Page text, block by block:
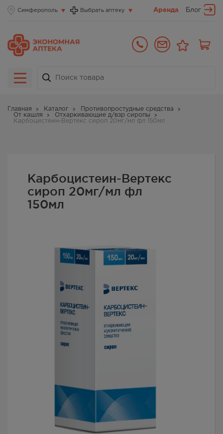
Симферополь Выбрать аптеку Аренда Блог
Главная Каталог
Противопростудные средства
От кашля
Отхаркивающие д/взр сиропы
Карбоцистеин-Вертекс сироп 20мг/мл фл 150мл
Карбоцистеин-Вертекс
сироп 20мг/мл фл
150мл